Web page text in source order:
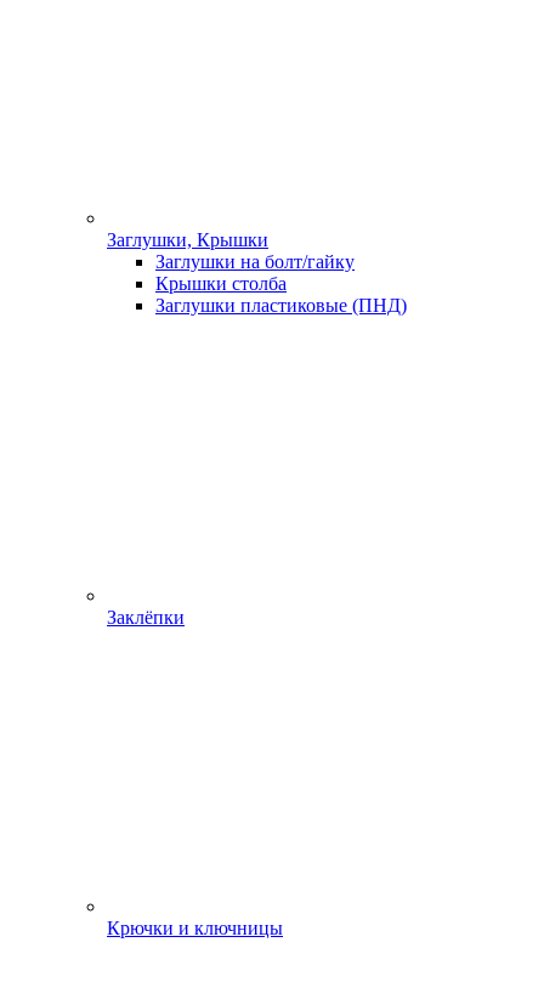
Заглушки, Крышки
Заглушки на болт/гайку
Крышки столба
Заглушки пластиковые (ПНД)
Заклёпки
Крючки и ключницы